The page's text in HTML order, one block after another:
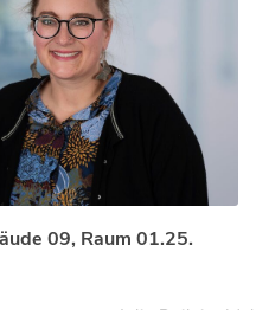
09, Raum 01.25.